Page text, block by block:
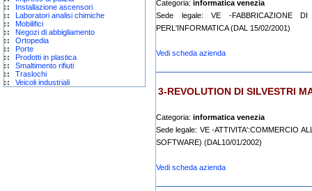
Installazione ascensori
Laboratori analisi chimiche
Mobilifici
Negozi di abbigliamento
Ortopedia
Porte
Prodotti in plastica
Smaltimento rifiuti
Traslochi
Veicoli industriali
Categoria: informatica venezia
Sede legale: VE -FABBRICAZIONE DI
PERL'INFORMATICA (DAL 15/02/2001)
Vedi scheda azienda
3-REVOLUTION DI SILVESTRI
Categoria: informatica venezia
Sede legale: VE -ATTIVITA':COMMERCIO
SOFTWARE) (DAL10/01/2002)
Vedi scheda azienda